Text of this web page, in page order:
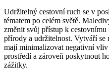
Udržitelný cestovní ​ruch se v
tématem po ⁢celém‍ světě.
změnit svůj přístup k cestovnímu
přírody a udržitelnost. Vytváří
mají minimalizovat negativní
prostředí a zároveň ‌poskytnout
zážitky.